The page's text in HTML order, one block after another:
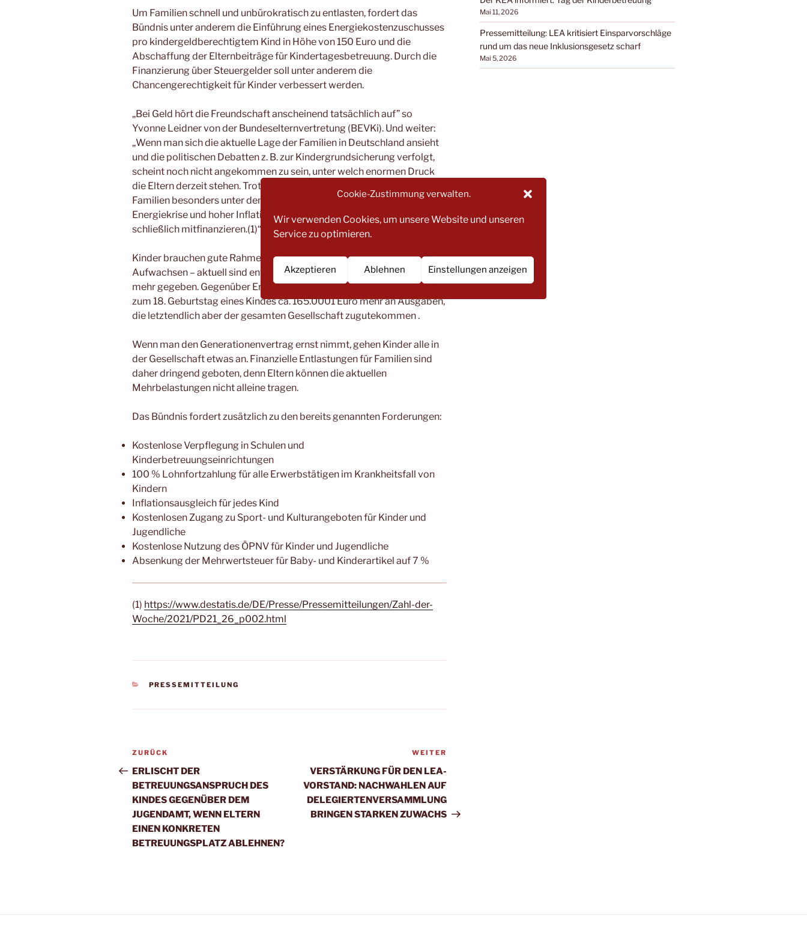
Cookie-Zustimmung verwalten.
Wir verwenden Cookies, um unsere Website und unseren
Service zu optimieren.
Akzeptieren Ablehnen Einstellungen anzeigen
Um Familien schnell und unbürokratisch zu entlasten, fordert das
Bündnis unter anderem die Einführung eines Energiekostenzuschusses
pro kindergeldberechtigtem Kind in Höhe von 150 Euro und die
Abschaffung der Elternbeiträge für Kindertagesbetreuung. Durch die
Finanzierung über Steuergelder soll unter anderem die
Chancengerechtigkeit für Kinder verbessert werden.
„Bei Geld hört die Freundschaft anscheinend tatsächlich auf” so
Yvonne Leidner von der Bundeselternvertretung (BEVKi). Und weiter:
„Wenn man sich die aktuelle Lage der Familien in Deutschland ansieht
und die politischen Debatten z. B. zur Kindergrundsicherung verfolgt,
scheint noch nicht angekommen zu sein, unter welch enormen Druck
die Eltern derzeit stehen. Trotz aller Bemühungen der Politik leiden
Familien besonders unter den Kostenerhöhungen aufgrund von
Energiekrise und hoher Inflation, denn sie müssten ihre Kinder
schließlich mitfinanzieren.(1)“
Kinder brauchen gute Rahmenbedingungen für ein gesundes
Aufwachsen – aktuell sind entsprechende Voraussetzungen kaum
mehr gegeben. Gegenüber Erwachsenen ohne Kinder haben Eltern bis
zum 18. Geburtstag eines Kindes ca. 165.0001 Euro mehr an Ausgaben,
die letztendlich aber der gesamten Gesellschaft zugutekommen .
Wenn man den Generationenvertrag ernst nimmt, gehen Kinder alle in
der Gesellschaft etwas an. Finanzielle Entlastungen für Familien sind
daher dringend geboten, denn Eltern können die aktuellen
Mehrbelastungen nicht alleine tragen.
Das Bündnis fordert zusätzlich zu den bereits genannten Forderungen:
Kostenlose Verpflegung in Schulen und
Kinderbetreuungseinrichtungen
100 % Lohnfortzahlung für alle Erwerbstätigen im Krankheitsfall von
Kindern
Inflationsausgleich für jedes Kind
Kostenlosen Zugang zu Sport- und Kulturangeboten für Kinder und
Jugendliche
Kostenlose Nutzung des ÖPNV für Kinder und Jugendliche
Absenkung der Mehrwertsteuer für Baby- und Kinderartikel auf 7 %
(1) https://www.destatis.de/DE/Presse/Pressemitteilungen/Zahl-der-
Woche/2021/PD21_26_p002.html
KATEGORIEN
PRESSEMITTEILUNG
Beitragsnavigation
Vorheriger
Beitrag
ZURÜCK
ERLISCHT DER
BETREUUNGSANSPRUCH DES
KINDES GEGENÜBER DEM
JUGENDAMT, WENN ELTERN
EINEN KONKRETEN
BETREUUNGSPLATZ ABLEHNEN?
WEITER
VERSTÄRKUNG FÜR DEN LEA-
VORSTAND: NACHWAHLEN AUF
DELEGIERTENVERSAMMLUNG
BRINGEN STARKEN ZUWACHS
Mai 11, 2026
Pressemitteilung: LEA kritisiert Einsparvorschläge
rund um das neue Inklusionsgesetz scharf
Mai 5, 2026